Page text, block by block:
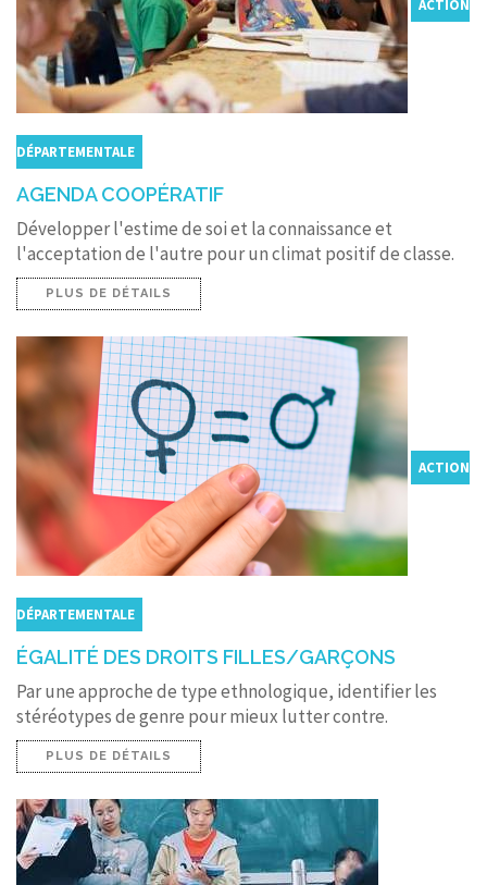
ACTION
DÉPARTEMENTALE
AGENDA COOPÉRATIF
Développer l'estime de soi et la connaissance et
l'acceptation de l'autre pour un climat positif de classe.
PLUS DE DÉTAILS
ACTION
DÉPARTEMENTALE
ÉGALITÉ DES DROITS FILLES/GARÇONS
Par une approche de type ethnologique, identifier les
stéréotypes de genre pour mieux lutter contre.
PLUS DE DÉTAILS